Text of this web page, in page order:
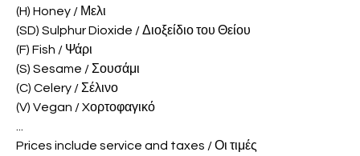
(H) Honey / Μελι
(SD) Sulphur Dioxide / Διοξείδιο του Θείου
(F) Fish / Ψάρι
(S) Sesame / Σουσάμι
(C) Celery / Σέλινο
(V) Vegan / Xορτοφαγικό
...
Prices include service and taxes / Οι τιμές